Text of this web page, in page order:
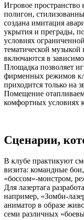
Игровое
полигон,
создана имитация
укрытия и преграды,
условиях
тематической
включаются в
Площадка позволяет
фирменных режимов
приходится только на
Помещение
комфортных условиях
Сценарии,
В клубе практикуют
визита: командные
«боссом»-монстром,
Для лазертага
например, «Зомби-
аниматор в образе
семи различных